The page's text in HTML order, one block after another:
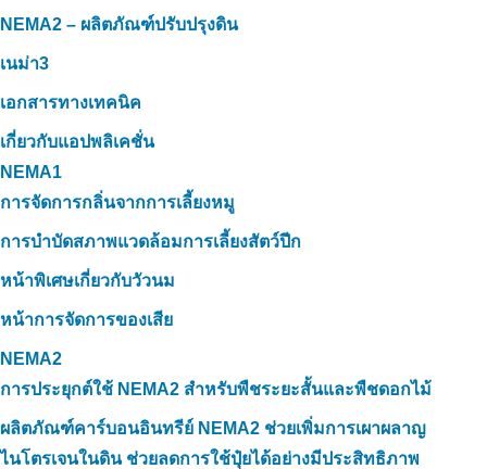
NEMA2 – ผลิตภัณฑ์ปรับปรุงดิน
เนม่า3
เอกสารทางเทคนิค
เกี่ยวกับแอปพลิเคชั่น
NEMA1
การจัดการกลิ่นจากการเลี้ยงหมู
การบำบัดสภาพแวดล้อมการเลี้ยงสัตว์ปีก
หน้าพิเศษเกี่ยวกับวัวนม
หน้าการจัดการของเสีย
NEMA2
การประยุกต์ใช้ NEMA2 สำหรับพืชระยะสั้นและพืชดอกไม้
ผลิตภัณฑ์คาร์บอนอินทรีย์ NEMA2 ช่วยเพิ่มการเผาผลาญ
ไนโตรเจนในดิน ช่วยลดการใช้ปุ๋ยได้อย่างมีประสิทธิภาพ